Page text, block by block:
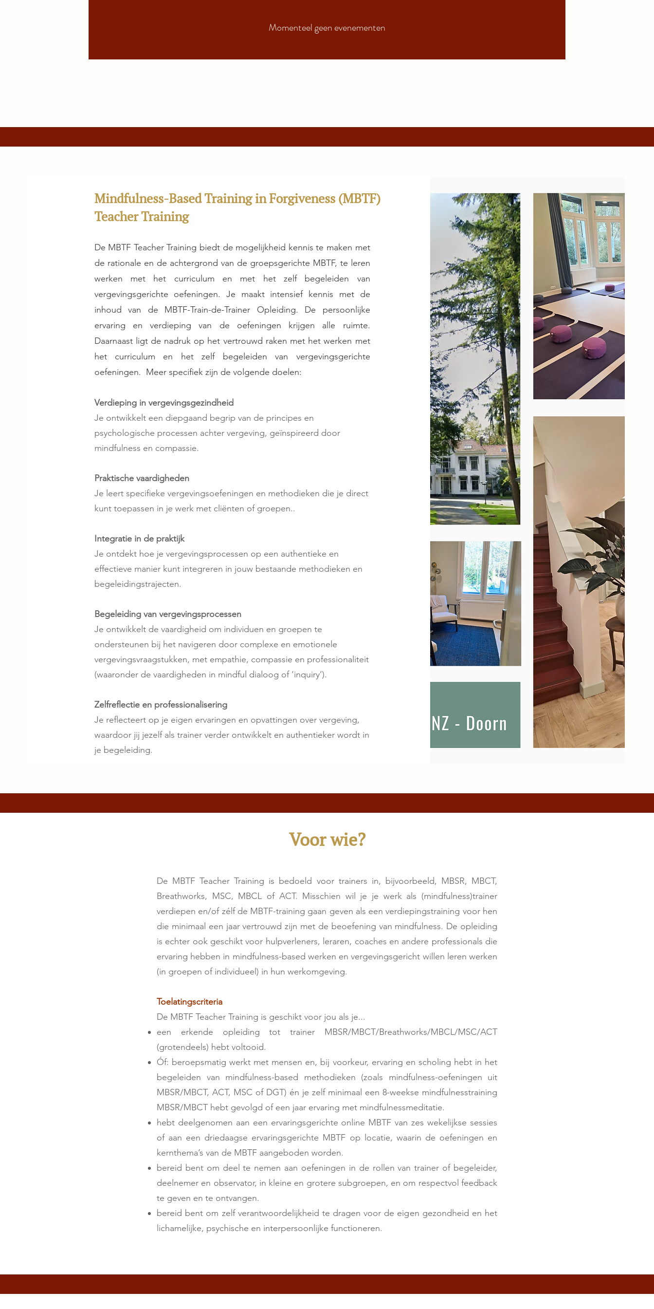
Momenteel geen evenementen
Mindfulness-Based Training in Forgiveness (MBTF)
Teacher Training
De MBTF Teacher Training biedt de mogelijkheid kennis te maken met
de rationale en de achtergrond van de groepsgerichte MBTF, te leren
werken met het curriculum en met het zelf begeleiden van
vergevingsgerichte oefeningen. Je maakt intensief kennis met de
inhoud van de MBTF-Train-de-Trainer Opleiding. De persoonlijke
ervaring en verdieping van de oefeningen krijgen alle ruimte.
Daarnaast ligt de nadruk op het vertrouwd raken met het werken met
het curriculum en het zelf begeleiden van vergevingsgerichte
oefeningen. Meer specifiek zijn de volgende doelen:
Verdieping in vergevingsgezindheid
Je ontwikkelt een diepgaand begrip van de principes en
psychologische processen achter vergeving, geïnspireerd door
mindfulness en compassie.
Praktische vaardigheden
Je leert specifieke vergevingsoefeningen en methodieken die je direct
kunt toepassen in je werk met cliënten of groepen..
Integratie in de praktijk
Je ontdekt hoe je vergevingsprocessen op een authentieke en
effectieve manier kunt integreren in jouw bestaande methodieken en
begeleidingstrajecten.
Begeleiding van vergevingsprocessen
Je ontwikkelt de vaardigheid om individuen en groepen te
ondersteunen bij het navigeren door complexe en emotionele
vergevingsvraagstukken, met empathie, compassie en professionaliteit
(waaronder de vaardigheden in mindful dialoog of ‘inquiry’).
Zelfreflectie en professionalisering
Je reflecteert op je eigen ervaringen en opvattingen over vergeving,
waardoor jij jezelf als trainer verder ontwikkelt en authentieker wordt in
je begeleiding.
Voor wie?
De MBTF Teacher Training is bedoeld voor trainers in, bijvoorbeeld, MBSR, MBCT,
Breathworks, MSC, MBCL of ACT. Misschien wil je je werk als (mindfulness)trainer
verdiepen en/of zélf de MBTF-training gaan geven als een verdiepingstraining voor hen
die minimaal een jaar vertrouwd zijn met de beoefening van mindfulness. De opleiding
is echter ook geschikt voor hulpverleners, leraren, coaches en andere professionals die
ervaring hebben in mindfulness-based werken en vergevingsgericht willen leren werken
(in groepen of individueel) in hun werkomgeving.
Toelatingscriteria
De MBTF Teacher Training is geschikt voor jou als je...
een erkende opleiding tot trainer MBSR/MBCT/Breathworks/MBCL/MSC/ACT
(grotendeels) hebt voltooid.
Óf: beroepsmatig werkt met mensen en, bij voorkeur, ervaring en scholing hebt in het
begeleiden van mindfulness-based methodieken (zoals mindfulness-oefeningen uit
MBSR/MBCT, ACT, MSC of DGT) én je zelf minimaal een 8-weekse mindfulnesstraining
MBSR/MBCT hebt gevolgd of een jaar ervaring met mindfulnessmeditatie.
hebt deelgenomen aan een ervaringsgerichte online MBTF van zes wekelijkse sessies
of aan een driedaagse ervaringsgerichte MBTF op locatie, waarin de oefeningen en
kernthema’s van de MBTF aangeboden worden.
bereid bent om deel te nemen aan oefeningen in de rollen van trainer of begeleider,
deelnemer en observator, in kleine en grotere subgroepen, en om respectvol feedback
te geven en te ontvangen.
bereid bent om zelf verantwoordelijkheid te dragen voor de eigen gezondheid en het
lichamelijke, psychische en interpersoonlijke functioneren.